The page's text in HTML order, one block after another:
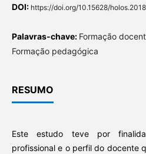
DOI: https://doi.org/10.15628/
Palavras-chave: Formação
Formação pedagógica
RESUMO
Este estudo teve por
profissional e o perfil do docente